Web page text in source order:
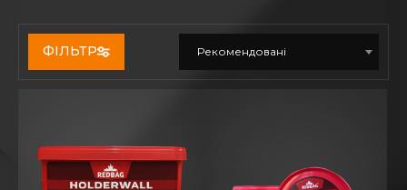
ФІЛЬТР Рекомендовані